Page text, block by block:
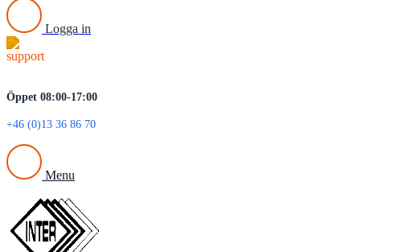
Logga in
Öppet 08:00-17:00
+46 (0)13 36 86 70
Menu